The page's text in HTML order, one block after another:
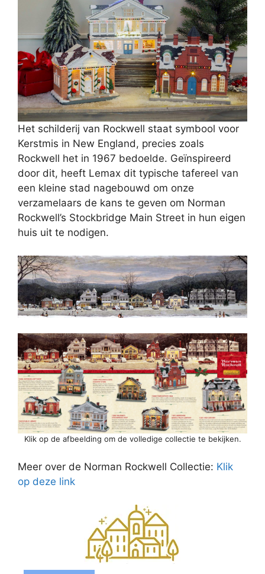
Het schilderij van Rockwell staat symbool voor
Kerstmis in New England, precies zoals
Rockwell het in 1967 bedoelde. Geïnspireerd
door dit, heeft Lemax dit typische tafereel van
een kleine stad nagebouwd om onze
verzamelaars de kans te geven om Norman
Rockwell’s Stockbridge Main Street in hun eigen
huis uit te nodigen.
Klik op de afbeelding om de volledige collectie te bekijken.
Meer over de Norman Rockwell Collectie: Klik
op deze link